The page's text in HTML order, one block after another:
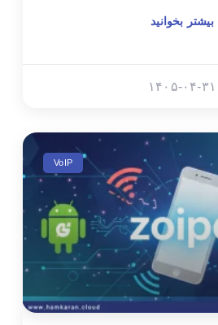
بیشتر بخوانید
۱۴۰۵-۰۴-۳۱
VoIP